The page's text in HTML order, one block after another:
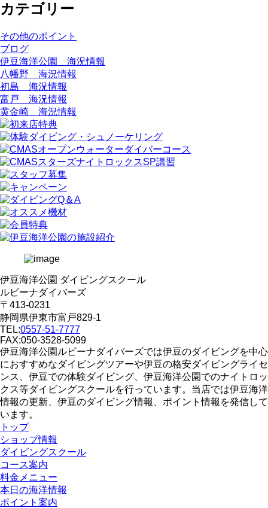
カテゴリー
その他のポイント
ブログ
伊豆海洋公園 海況情報
八幡野 海況情報
初島 海況情報
富戸 海況情報
黄金崎 海況情報
伊豆海洋公園 ダイビングスクール
ルビーナダイバーズ
〒413-0231
静岡県伊東市富戸829-1
TEL:0557-51-7777
FAX:050-3528-5099
伊豆海洋公園ルビーナダイバーズでは伊豆のダイビングを中心
におすすめなダイビングツアーや伊豆の格安ダイビングライセ
ンス、伊豆での体験ダイビング、伊豆海洋公園でのナイトロッ
クス等ダイビングスクールを行っています。当店では伊豆海洋
情報の更新、伊豆のダイビング情報、ポイント情報を発信して
います。
トップ
ショップ情報
ダイビングスクール
コース案内
料金メニュー
本日の海洋情報
ポイント案内